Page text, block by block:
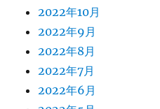
2022年10月
2022年9月
2022年8月
2022年7月
2022年6月